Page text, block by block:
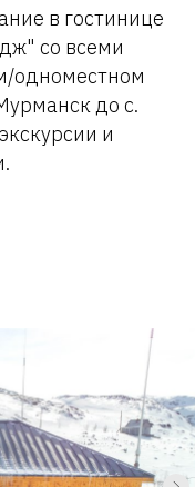
в гостинице
со всеми
одноместном
до с.
и